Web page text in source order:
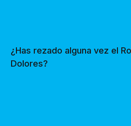
¿Has rezado alguna vez el
Dolores?